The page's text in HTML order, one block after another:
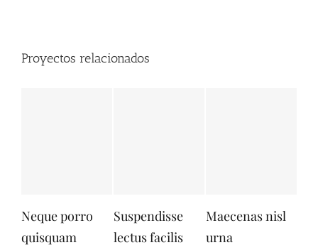
Proyectos relacionados
Neque porro
quisquam
Suspendisse
lectus facilis
Maecenas nisl
urna